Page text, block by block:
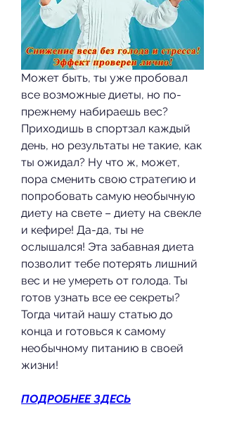
Может быть, ты уже пробовал
все возможные диеты, но по-
прежнему набираешь вес?
Приходишь в спортзал каждый
день, но результаты не такие, как
ты ожидал? Ну что ж, может,
пора сменить свою стратегию и
попробовать самую необычную
диету на свете – диету на свекле
и кефире! Да-да, ты не
ослышался! Эта забавная диета
позволит тебе потерять лишний
вес и не умереть от голода. Ты
готов узнать все ее секреты?
Тогда читай нашу статью до
конца и готовься к самому
необычному питанию в своей
жизни!
ПОДРОБНЕЕ ЗДЕСЬ